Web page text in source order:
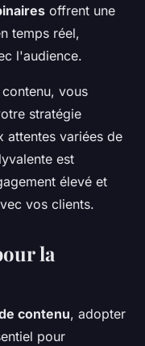
offrent une
temps réel,
l'audience.
vous
stratégie
attentes variées de
est
élevé et
vos clients.
la
contenu, adopter
pour